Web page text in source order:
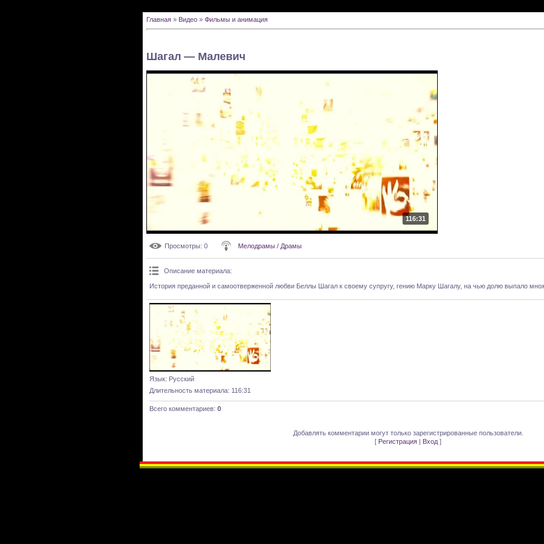
Главная » Видео » Фильмы и анимация
Шагал — Малевич
116:31
Просмотры: 0 Мелодрамы / Драмы
Описание материала:
История преданной и самоотверженной любви Беллы Шагал к своему супругу, гению Марку Шагалу, на чью долю выпало
Язык: Русский
Длительность материала: 116:31
Всего комментариев: 0
Добавлять комментарии могут только зарегистрированные пользователи.
[ Регистрация | Вход ]